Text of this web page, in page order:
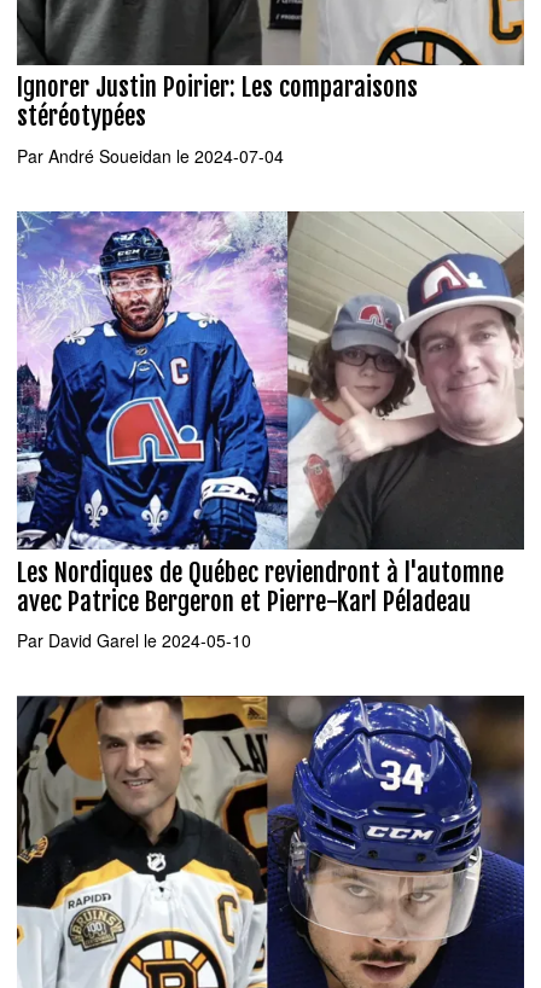
Ignorer Justin Poirier: Les comparaisons
stéréotypées
Par André Soueidan le 2024-07-04
Les Nordiques de Québec reviendront à l'automne
avec Patrice Bergeron et Pierre-Karl Péladeau
Par David Garel le 2024-05-10